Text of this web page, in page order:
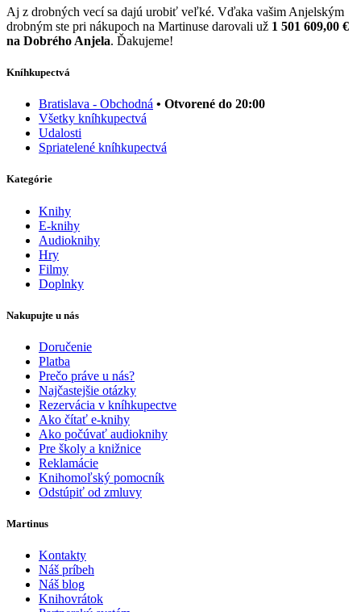
Aj z drobných vecí sa dajú urobiť veľké. Vďaka vašim Anjelským
drobným ste pri nákupoch na Martinuse darovali už 1 501 609,00 €
na Dobrého Anjela. Ďakujeme!
Kníhkupectvá
Bratislava - Obchodná • Otvorené do 20:00
Všetky kníhkupectvá
Udalosti
Spriatelené kníhkupectvá
Kategórie
Knihy
E-knihy
Audioknihy
Hry
Filmy
Doplnky
Nakupujte u nás
Doručenie
Platba
Prečo práve u nás?
Najčastejšie otázky
Rezervácia v kníhkupectve
Ako čítať e-knihy
Ako počúvať audioknihy
Pre školy a knižnice
Reklamácie
Knihomoľský pomocník
Odstúpiť od zmluvy
Martinus
Kontakty
Náš príbeh
Náš blog
Knihovrátok